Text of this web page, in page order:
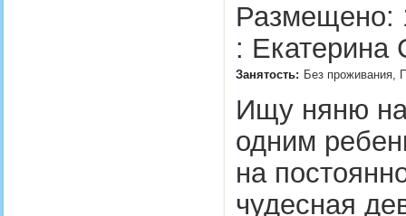
Размещено:
: Екатерина
Занятость: Без проживания,
Ищу няню
одним
на
чудесная